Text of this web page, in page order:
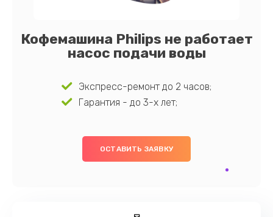
Кофемашина Philips не работает
насос подачи воды
Экспресс-ремонт до 2 часов;
Гарантия - до 3-х лет;
ОСТАВИТЬ ЗАЯВКУ